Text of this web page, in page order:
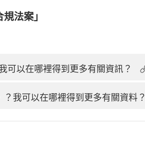
法案」
可以在哪裡得到更多有關資訊？
我可以在哪裡得到更多有關資料？